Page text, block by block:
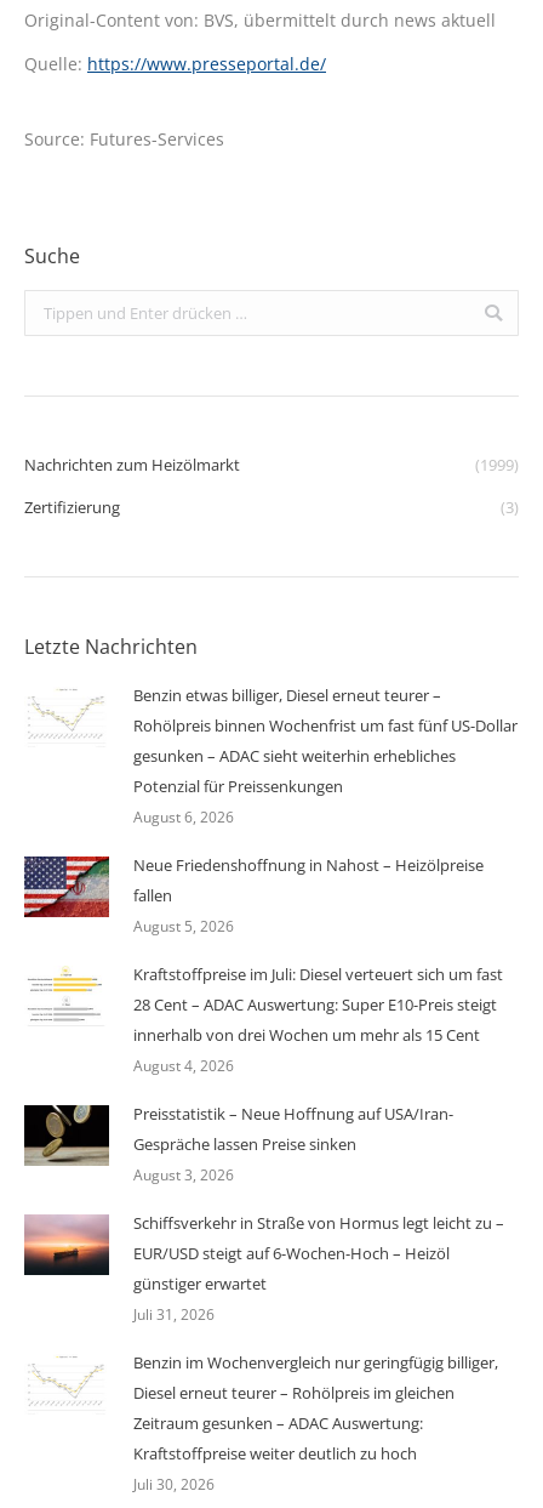
Original-Content von: BVS, übermittelt durch news aktuell
Quelle: https://www.presseportal.de/
Source: Futures-Services
Suche
Search:
Nachrichten zum Heizölmarkt
(1999)
Zertifizierung
(3)
Letzte Nachrichten
Benzin etwas billiger, Diesel erneut teurer –
Rohölpreis binnen Wochenfrist um fast fünf US-Dollar
gesunken – ADAC sieht weiterhin erhebliches
Potenzial für Preissenkungen
August 6, 2026
Neue Friedenshoffnung in Nahost – Heizölpreise
fallen
August 5, 2026
Kraftstoffpreise im Juli: Diesel verteuert sich um fast
28 Cent – ADAC Auswertung: Super E10-Preis steigt
innerhalb von drei Wochen um mehr als 15 Cent
August 4, 2026
Preisstatistik – Neue Hoffnung auf USA/Iran-
Gespräche lassen Preise sinken
August 3, 2026
Schiffsverkehr in Straße von Hormus legt leicht zu –
EUR/USD steigt auf 6-Wochen-Hoch – Heizöl
günstiger erwartet
Juli 31, 2026
Benzin im Wochenvergleich nur geringfügig billiger,
Diesel erneut teurer – Rohölpreis im gleichen
Zeitraum gesunken – ADAC Auswertung:
Kraftstoffpreise weiter deutlich zu hoch
Juli 30, 2026